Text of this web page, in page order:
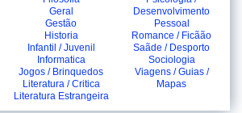
Geral
Gestão
Historia
Infantil / Juvenil
Informatica
Jogos / Brinquedos
Literatura / Critica
Literatura Estrangeira
Desenvolvimento
Pessoal
Romance / Ficãão
Saãde / Desporto
Sociologia
Viagens / Guias /
Mapas